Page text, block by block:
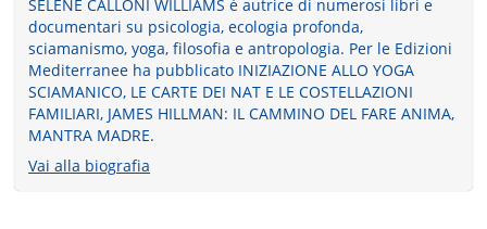
SELENE CALLONI WILLIAMS è autrice di numerosi libri e
documentari su psicologia, ecologia profonda,
sciamanismo, yoga, filosofia e antropologia. Per le Edizioni
Mediterranee ha pubblicato INIZIAZIONE ALLO YOGA
SCIAMANICO, LE CARTE DEI NAT E LE COSTELLAZIONI
FAMILIARI, JAMES HILLMAN: IL CAMMINO DEL FARE ANIMA,
MANTRA MADRE.
Vai alla biografia